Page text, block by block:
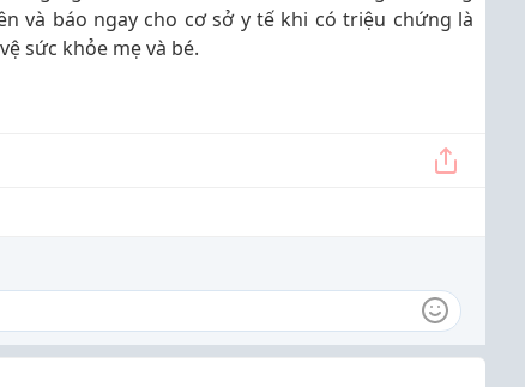
và báo ngay cho cơ sở y tế khi có triệu chứng là
sức khỏe mẹ và bé.